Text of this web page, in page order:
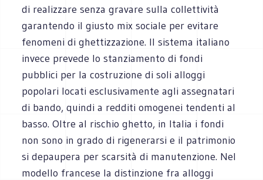
di realizzare senza gravare sulla collettività
garantendo il giusto mix sociale per evitare
fenomeni di ghettizzazione. Il sistema italiano
invece prevede lo stanziamento di fondi
pubblici per la costruzione di soli alloggi
popolari locati esclusivamente agli assegnatari
di bando, quindi a redditi omogenei tendenti al
basso. Oltre al rischio ghetto, in Italia i fondi
non sono in grado di rigenerarsi e il patrimonio
si depaupera per scarsità di manutenzione. Nel
modello francese la distinzione fra alloggi